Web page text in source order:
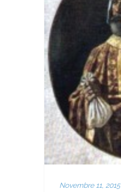
Novembre 11, 2015